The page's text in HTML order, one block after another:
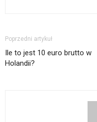
Poprzedni artykuł
Ile to jest 10 euro brutto w
Holandii?